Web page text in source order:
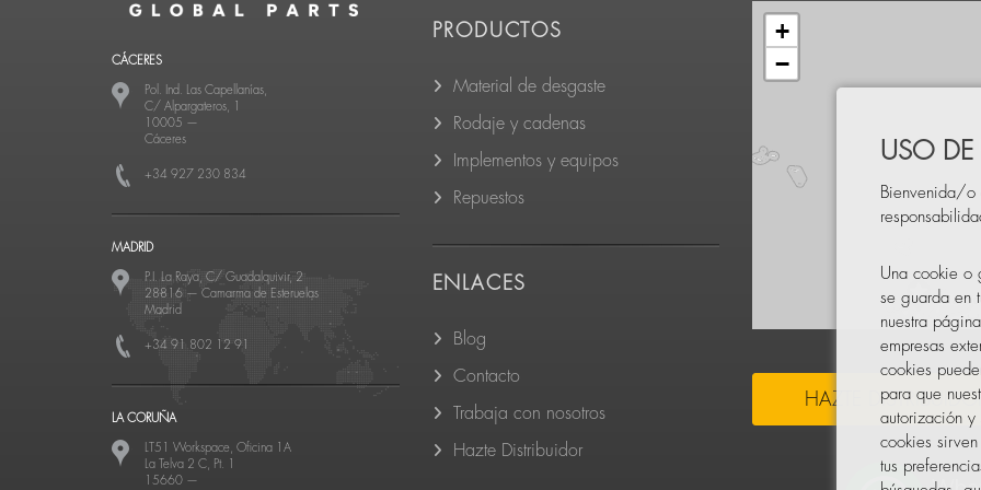
CÁCERES
Pol. Ind. Las Capellanías,
C/ Alpargateros, 1
10005 —
Cáceres
+34 927 230 834
MADRID
P.I. La Raya, C/ Guadalquivir, 2
28816 — Camarma de Esteruelas
Madrid
+34 91 802 12 91
LA CORUÑA
LT51 Workspace, Oficina 1A
La Telva 2 C, Pt. 1
15660 —
PRODUCTOS
Material de desgaste
Rodaje y cadenas
Implementos y equipos
Repuestos
ENLACES
Blog
Contacto
Trabaja con nosotros
Hazte Distribuidor
+
−
HAZTE
USO
Bienvenida/o
Una cookie o
se guarda en
nuestra
empresas
cookies
para que
autorización y
cookies
tus